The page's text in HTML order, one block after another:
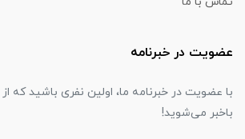
عضویت در خبرنامه
با عضویت در خبرنامه ما، اولین نفری باشید که
باخبر می‌شوید!